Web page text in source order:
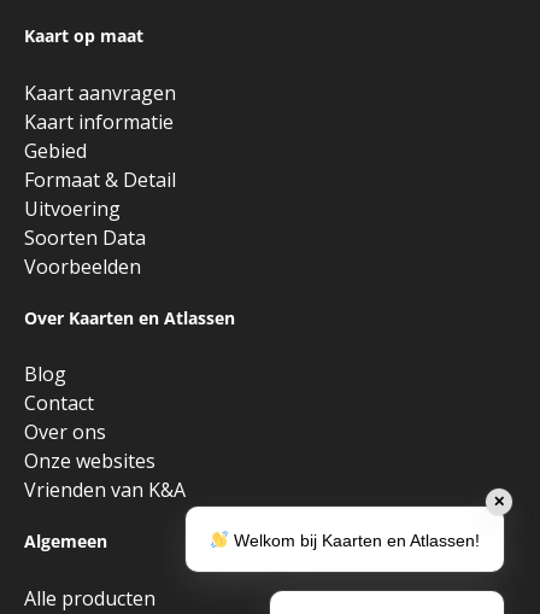
Kaart op maat
Kaart aanvragen
Kaart informatie
Gebied
Formaat & Detail
Uitvoering
Soorten Data
Voorbeelden
Over Kaarten en Atlassen
Blog
Contact
Over ons
Onze websites
Vrienden van K&A
Algemeen
Alle producten
✕
Welkom bij Kaarten en Atlassen!